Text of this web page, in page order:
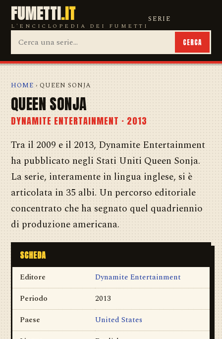
FUMETTI.IT
L'ENCICLOPEDIA DEI FUMETTI
SERIE
CERCA
HOME › QUEEN SONJA
QUEEN SONJA
DYNAMITE ENTERTAINMENT · 2013
Tra il 2009 e il 2013, Dynamite Entertainment
ha pubblicato negli Stati Uniti Queen Sonja.
La serie, interamente in lingua inglese, si è
articolata in 35 albi. Un percorso editoriale
concentrato che ha segnato quel quadriennio
di produzione americana.
SCHEDA
Editore
Dynamite Entertainment
Periodo
2013
Paese
United States